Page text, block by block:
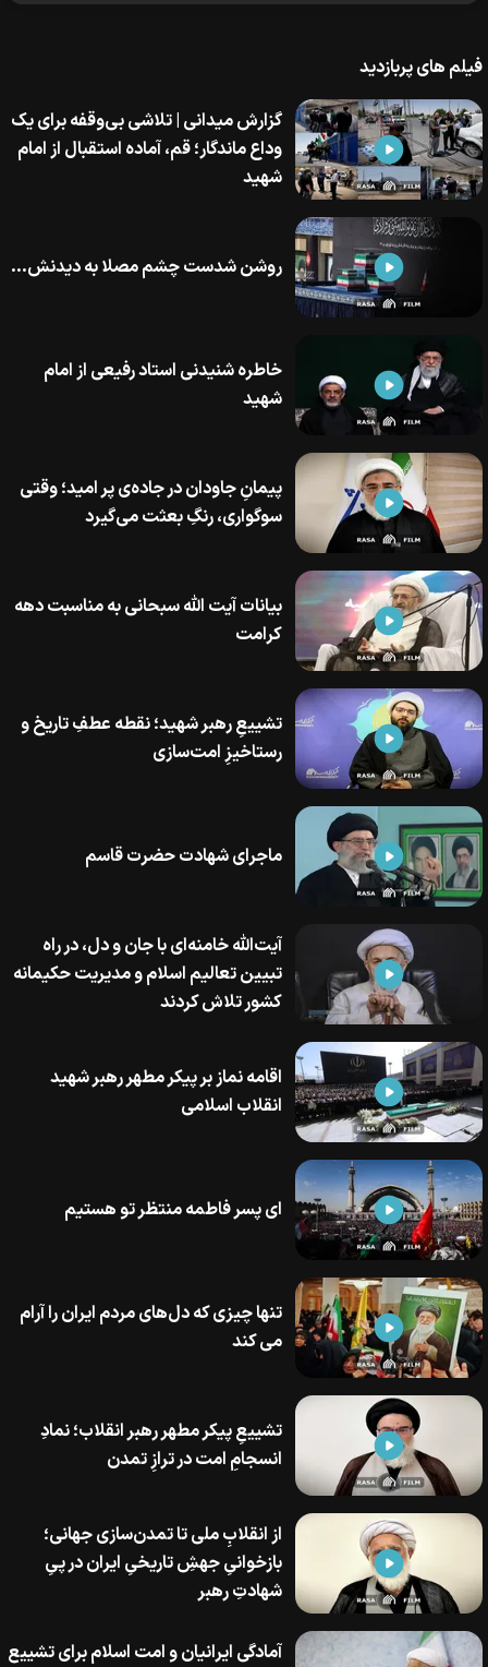
فیلم های پربازدید
گزارش میدانی | تلاشی بی‌وقفه برای یک
وداع ماندگار؛ قم، آماده‌ استقبال از امام
شهید
روشن شدست چشم مصلا به دیدنش...
خاطره‌ شنیدنی استاد رفیعی از امام
شهید
پیمانِ جاودان در جاده‌ی پر امید؛ وقتی
سوگواری، رنگِ بعثت می‌گیرد
بیانات آیت الله سبحانی به مناسبت دهه
کرامت
تشییعِ رهبر شهید؛ نقطه عطفِ تاریخ و
رستاخیزِ امت‌سازی
ماجرای شهادت حضرت‌ قاسم‌
آیت‌الله خامنه‌ای با جان و دل، در راه
تبیین تعالیم اسلام و مدیریت حکیمانه
کشور تلاش کردند
اقامه نماز بر پیکر مطهر رهبر شهید
انقلاب اسلامی
ای پسر فاطمه منتظر تو هستیم
تنها چیزی که دل‌های مردم ایران را آرام
می کند
تشییعِ پیکر مطهر رهبر انقلاب؛ نمادِ
انسجامِ امت در ترازِ تمدن
از انقلابِ ملی تا تمدن‌سازی جهانی؛
بازخوانیِ جهشِ تاریخیِ ایران در پیِ
شهادتِ رهبر
آمادگی ایرانیان و امت اسلام برای تشییع